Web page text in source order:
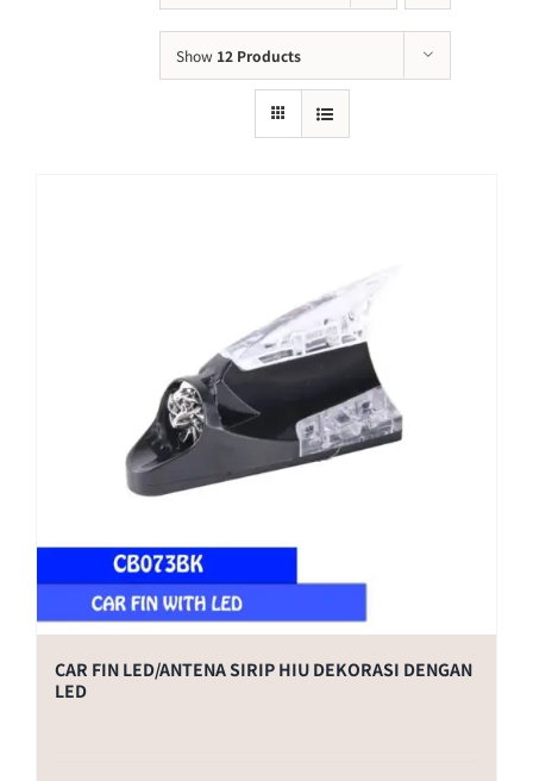
Show 12 Products
CAR FIN LED/ANTENA SIRIP HIU DEKORASI DENGAN
LED